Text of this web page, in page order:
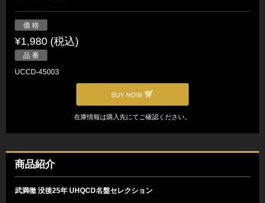
価 格
¥1,980 (税込)
品 番
UCCD-45003
BUY NOW
在庫情報は購入先にてご確認ください。
商品紹介
武満徹 没後25年 UHQCD名盤セレクション